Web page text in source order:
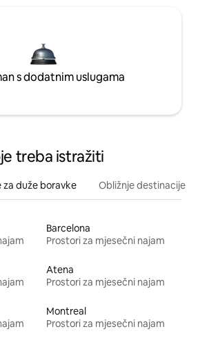
s dodatnim uslugama
treba istražiti
za duže boravke Obližnje destinacije
Barcelona
Prostori za mjesečni najam
Atena
Prostori za mjesečni najam
Montreal
Prostori za mjesečni najam